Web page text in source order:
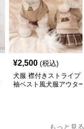
¥2,500 (税込)
犬服 襟付きストライプ
袖ベスト風犬服アウター
もっと見る